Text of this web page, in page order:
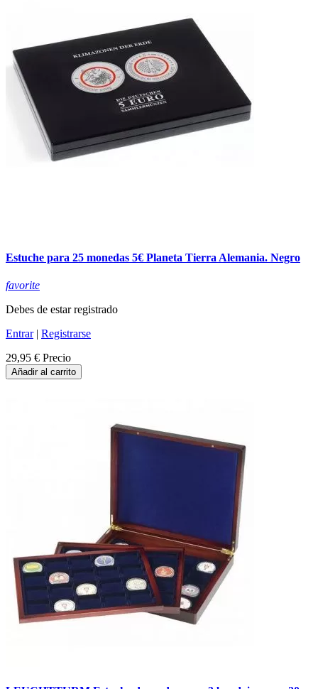
Estuche para 25 monedas 5€ Planeta Tierra Alemania. Negro
favorite
Debes de estar registrado
Entrar| Registrarse
29,95 € Precio
Añadir al carrito